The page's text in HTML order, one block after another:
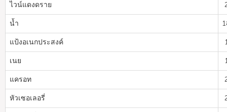
ไวน์แดงดราย
น้ำ
แป้งอเนกประสงค์
เนย
แครอท
หัวเซอเลอรี่